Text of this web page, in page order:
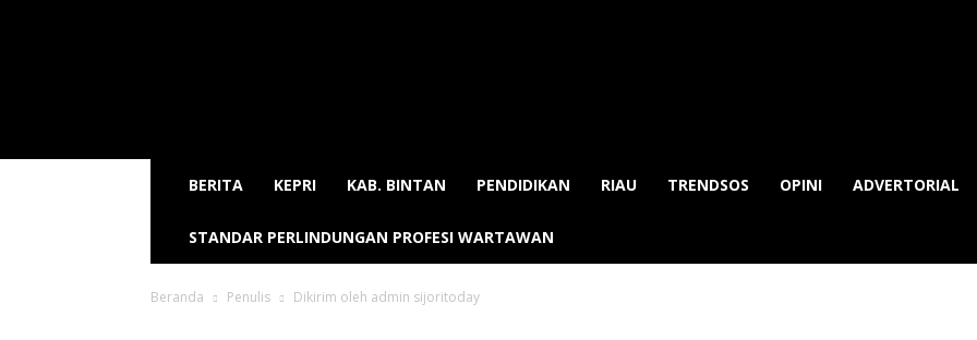
BERITA KEPRI KAB. BINTAN PENDIDIKAN RIAU TRENDSOS OPINI ADVERTORIAL
STANDAR PERLINDUNGAN PROFESI WARTAWAN
Beranda Penulis Dikirim oleh admin sijoritoday